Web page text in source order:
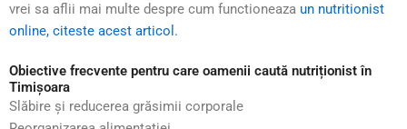
vrei sa aflii mai multe despre cum functioneaza un nutritionist
online, citeste acest articol.
Obiective frecvente pentru care oamenii caută nutriționist în
Timișoara
Slăbire și reducerea grăsimii corporale